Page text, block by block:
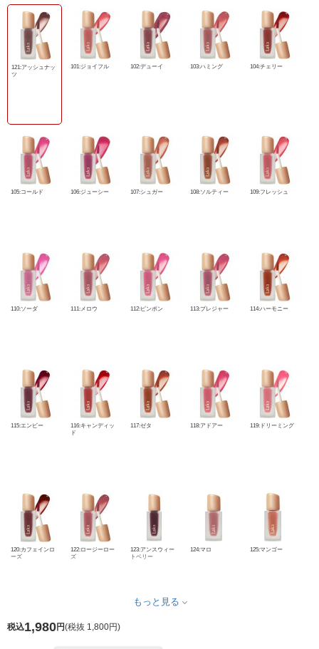
121:アッシュナッ
ツ
101:ジョイフル 102:デューイ 103:ハミング 104:チェリー
105:コールド 106:ジューシー 107:シュガー 108:ソルティー 109:フレッシュ
110:ソーダ 111:メロウ 112:ピンポン 113:プレジャー 114:ハーモニー
115:エンビー
116:キャンディッ
ド
117:ゼタ 118:アドアー 119:ドリーミング
120:カフェインロ
ーズ
122:ロージーロー
ズ
123:アンスウィー
トベリー
124:マロ 125:マンゴー
もっと見る
税込1,980円(税抜 1,800円)